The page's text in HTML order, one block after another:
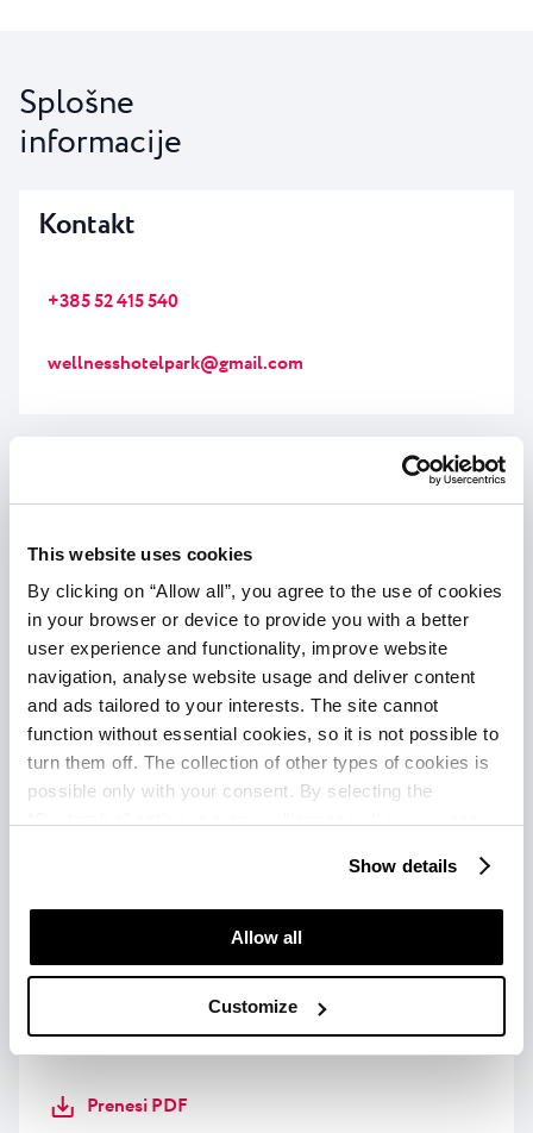
This website uses cookies
By clicking on “Allow all”, you agree to the use of cookies
in your browser or device to provide you with a better
user experience and functionality, improve website
navigation, analyse website usage and deliver content
and ads tailored to your interests. The site cannot
function without essential cookies, so it is not possible to
turn them off. The collection of other types of cookies is
possible only with your consent. By selecting the
which purposes we may process your data. You can
manage your “Details” selection in your browser at any
Show details
Allow all
Customize
Splošne
informacije
Kontakt
+385 52 415 540
wellnesshotelpark@gmail.com
Nega, rituali, masaže
Fitness
10:00 – 20:00
Spa cona
(savne,relax,whirlpool)
10:00 – 20:00
Dodatne informacije
Vstop v fitnes center, spa cono, savne in whirlpool
Cenik
Prenesi PDF